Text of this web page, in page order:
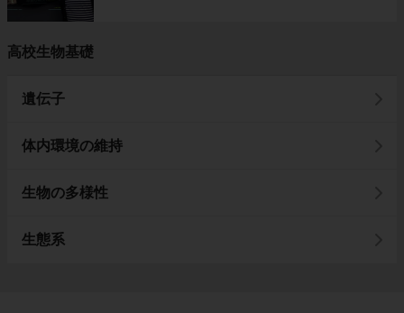
高校生物基礎
遺伝子
体内環境の維持
生物の多様性
生態系